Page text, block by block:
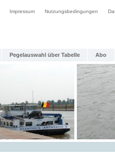
Impressum Nutzungsbedingungen
Pegelauswahl über Tabelle Abo